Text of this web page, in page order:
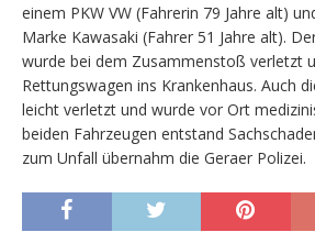
einem PKW VW (Fahrerin 79 Jahre alt)
Marke Kawasaki (Fahrer 51 Jahre alt).
wurde bei dem Zusammenstoß verletzt
Rettungswagen ins Krankenhaus. Auch
leicht verletzt und wurde vor Ort
beiden Fahrzeugen entstand
zum Unfall übernahm die Geraer Polizei.